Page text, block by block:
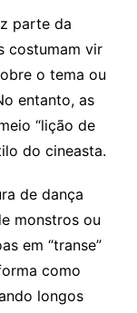
parte da
costumam vir
o tema ou
entanto, as
“lição de
do cineasta.
de dança
monstros ou
em “transe”
como
longos